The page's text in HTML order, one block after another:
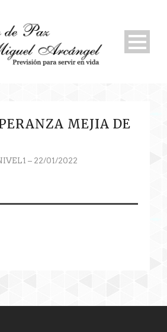
MEJIA DE
– 22/01/2022